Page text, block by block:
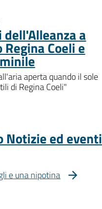
dell'Alleanza a
Coeli e
aperta quando il sole
di Regina Coeli"
Notizie ed eventi
e una nipotina